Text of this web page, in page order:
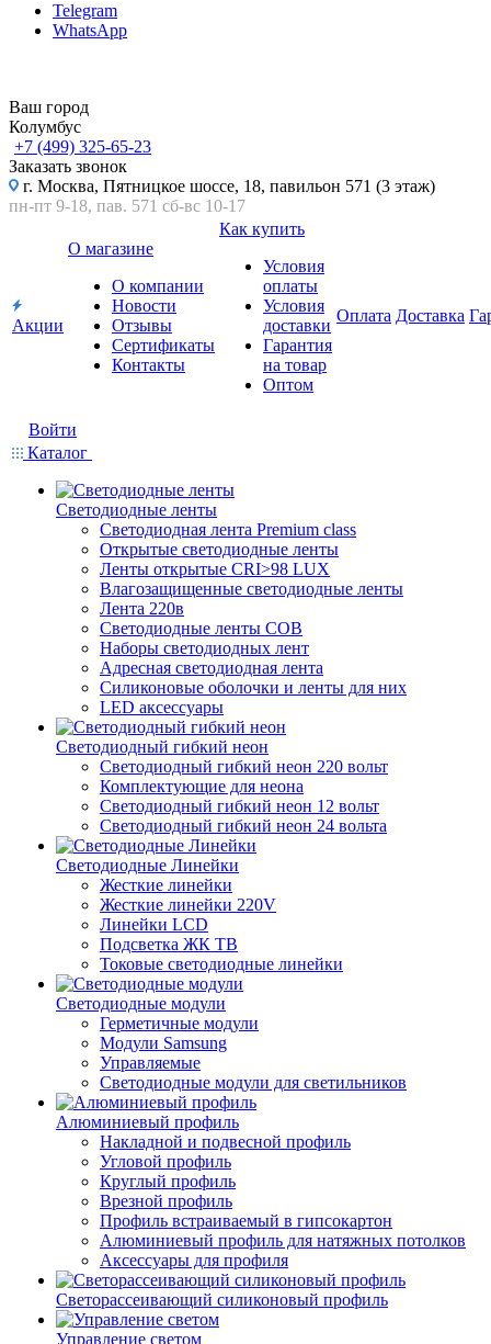
Telegram
WhatsApp
Ваш город
Колумбус
+7 (499) 325-65-23
Заказать звонок
г. Москва, Пятницкое шоссе, 18, павильон 571 (3 этаж)
пн-пт 9-18, пав. 571 сб-вс 10-17
Акции
О магазине
О компании
Новости
Отзывы
Сертификаты
Контакты
Как купить
Условия
оплаты
Условия
доставки
Гарантия
на товар
Оптом
Оплата Доставка
Войти
Каталог
Светодиодные ленты
Светодиодная лента Premium class
Открытые светодиодные ленты
Ленты открытые CRI>98 LUX
Влагозащищенные светодиодные ленты
Лента 220в
Светодиодные ленты COB
Наборы светодиодных лент
Адресная светодиодная лента
Силиконовые оболочки и ленты для них
LED аксессуары
Светодиодный гибкий неон
Светодиодный гибкий неон 220 вольт
Комплектующие для неона
Светодиодный гибкий неон 12 вольт
Светодиодный гибкий неон 24 вольта
Светодиодные Линейки
Жесткие линейки
Жесткие линейки 220V
Линейки LCD
Подсветка ЖК ТВ
Токовые светодиодные линейки
Светодиодные модули
Герметичные модули
Модули Samsung
Управляемые
Светодиодные модули для светильников
Алюминиевый профиль
Накладной и подвесной профиль
Угловой профиль
Круглый профиль
Врезной профиль
Профиль встраиваемый в гипсокартон
Алюминиевый профиль для натяжных потолков
Аксессуары для профиля
Светорассеивающий силиконовый профиль
Управление светом